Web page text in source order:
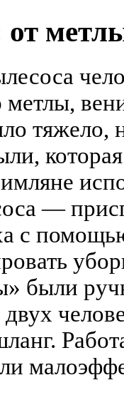
тяжело,
—
с
были
двух